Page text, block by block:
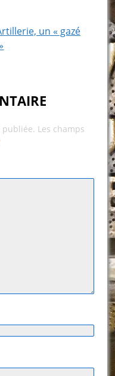
un « gazé
publiée. Les champs